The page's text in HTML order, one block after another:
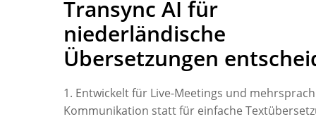
Transync AI für
niederländische
Übersetzungen
1. Entwickelt für Live-Meetings und
Kommunikation statt für einfache